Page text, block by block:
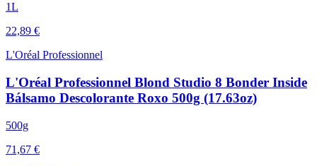
1L
22,89 €
L'Oréal Professionnel
L'Oréal Professionnel Blond Studio 8 Bonder Inside
Bálsamo Descolorante Roxo 500g (17.63oz)
500g
71,67 €